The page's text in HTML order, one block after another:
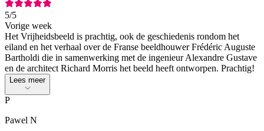
5/5
Vorige week
Het Vrijheidsbeeld is prachtig, ook de geschiedenis rondom het
eiland en het verhaal over de Franse beeldhouwer Frédéric Auguste
Bartholdi die in samenwerking met de ingenieur Alexandre Gustave
en de architect Richard Morris het beeld heeft ontworpen. Prachtig!
Lees meer
P
Pawel N